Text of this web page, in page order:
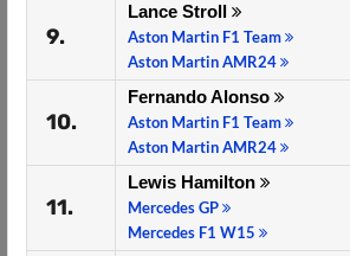
9.
Lance Stroll
Aston Martin F1 Team
Aston Martin AMR24
10.
Fernando Alonso
Aston Martin F1 Team
Aston Martin AMR24
11.
Lewis Hamilton
Mercedes GP
Mercedes F1 W15